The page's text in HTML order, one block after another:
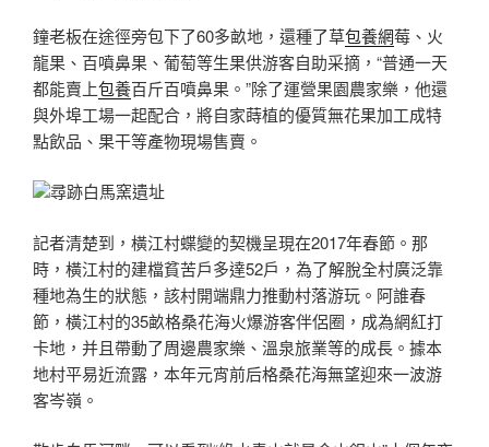
鐘老板在途徑旁包下了60多畝地，還種了草包養網莓、火
龍果、百噴鼻果、葡萄等生果供游客自助采摘，“普通一天
都能賣上包養百斤百噴鼻果。”除了運營果園農家樂，他還
與外埠工場一起配合，將自家蒔植的優質無花果加工成特
點飲品、果干等產物現場售賣。
尋跡白馬窯遺址
記者清楚到，橫江村蝶變的契機呈現在2017年春節。那
時，橫江村的建檔貧苦戶多達52戶，為了解脫全村廣泛靠
種地為生的狀態，該村開端鼎力推動村落游玩。阿誰春
節，橫江村的35畝格桑花海火爆游客伴侶圈，成為網紅打
卡地，并且帶動了周邊農家樂、溫泉旅業等的成長。據本
地村平易近流露，本年元宵前后格桑花海無望迎來一波游
客岑嶺。